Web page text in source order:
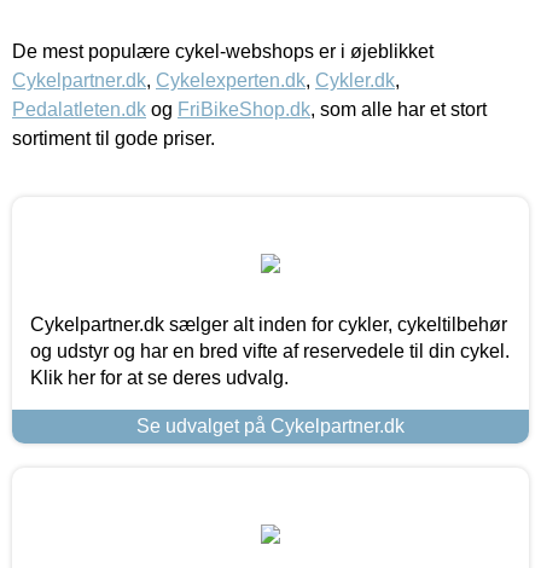
De mest populære cykel-webshops er i øjeblikket
Cykelpartner.dk, Cykelexperten.dk, Cykler.dk,
Pedalatleten.dk og FriBikeShop.dk, som alle har et stort
sortiment til gode priser.
Cykelpartner.dk sælger alt inden for cykler, cykeltilbehør
og udstyr og har en bred vifte af reservedele til din cykel.
Klik her for at se deres udvalg.
Se udvalget på Cykelpartner.dk